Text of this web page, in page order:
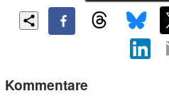
Kommentare